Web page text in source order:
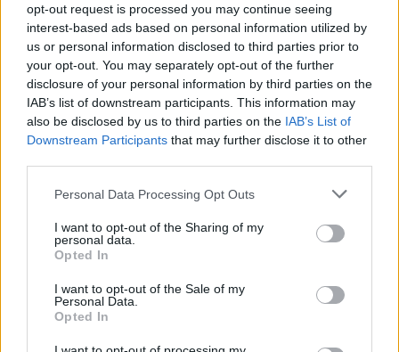
opt-out request is processed you may continue seeing
interest-based ads based on personal information utilized by
us or personal information disclosed to third parties prior to
your opt-out. You may separately opt-out of the further
disclosure of your personal information by third parties on the
IAB’s list of downstream participants. This information may
also be disclosed by us to third parties on the IAB’s List of
Downstream Participants that may further disclose it to other
Personal Data Processing Opt Outs
I want to opt-out of the Sharing of my
personal data.
Opted In
I want to opt-out of the Sale of my
Personal Data.
Opted In
8.8.2026 19:45 | CHRUDIM (ČTK)
V Chrudimi by mělo vzniknout
další místo určené pro psy a
jejich chovatele. Sociální
podnik města požádal o
výpůjčku pozemků pro tyto
účely v oblasti Na Větrníku, řekl místostarosta Zdeněk Kolář (ANO).
Chrudim plánuje vybudovat psí výběh a odpočinkový park.
Barchov na Pardubicku obnoví Podolský potok, bude
mít meandry
Barchov na Pardubicku obnoví
Podolský potok, který obcí
meandry. Opatření pomohou
proti záplavám, místo bude sloužit také odpočinku. ČTK to řekla
starostka Iva Krebsová (za lepší Barchov).